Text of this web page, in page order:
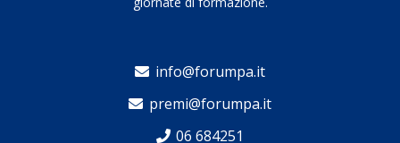
info@forumpa.it
premi@forumpa.it
06 684251